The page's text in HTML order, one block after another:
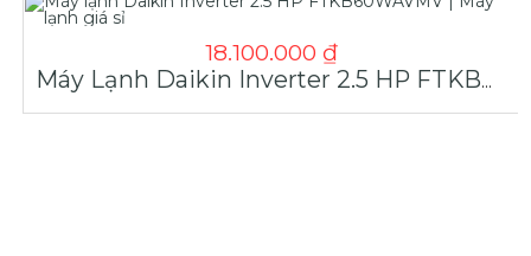
18.100.000 ₫
Máy Lạnh Daikin Inverter 2.5 HP FTKB60WAVMV | Máy Lạnh Giá Sỉ